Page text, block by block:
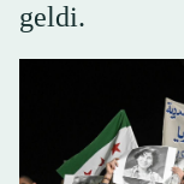
geldi.